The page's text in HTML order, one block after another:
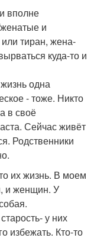
вполне
и
тиран, жена-
куда-то и
одна
- тоже. Никто
в своё
Сейчас живёт
Родственники
их жизнь. В моем
и женщин. У
у них
избежать. Кто-то